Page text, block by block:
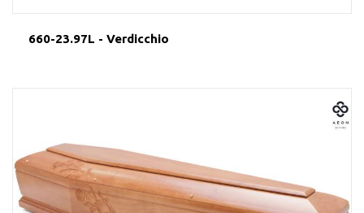
660-23.97L - Verdicchio